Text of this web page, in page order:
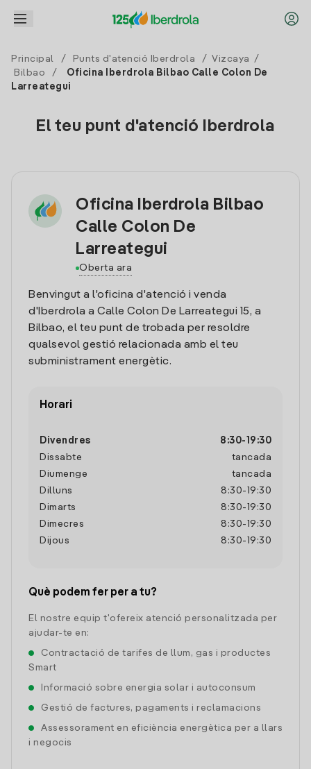
Principal / Punts d'atenció Iberdrola / Vizcaya
/
Bilbao
/
Oficina Iberdrola Bilbao Calle Colon De
Larreategui
El teu punt d'atenció Iberdrola
Oficina Iberdrola Bilbao
Calle Colon De
Larreategui
Oberta ara
Benvingut a l'oficina d'atenció i venda
d'Iberdrola a Calle Colon De Larreategui 15, a
Bilbao, el teu punt de trobada per resoldre
qualsevol gestió relacionada amb el teu
subministrament energètic.
Horari
Divendres 8:30- 19:30
Dissabte
tancada
Diumenge
tancada
Dilluns
8:30- 19:30
Dimarts
8:30- 19:30
Dimecres
8:30- 19:30
Dijous
8:30- 19:30
Què podem fer per a tu?
El nostre equip t'ofereix atenció personalitzada per
ajudar-te en:
Contractació de tarifes de llum, gas i productes
Smart
Informació sobre energia solar i autoconsum
Gestió de factures, pagaments i reclamacions
Assessorament en eficiència energètica per a llars
i negocis